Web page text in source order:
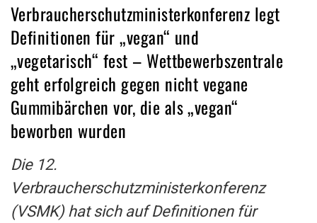
Verbraucherschutzministerkonferenz legt
Definitionen für „vegan“ und
„vegetarisch“ fest – Wettbewerbszentrale
geht erfolgreich gegen nicht vegane
Gummibärchen vor, die als „vegan“
beworben wurden
Die 12.
Verbraucherschutzministerkonferenz
(VSMK) hat sich auf Definitionen für